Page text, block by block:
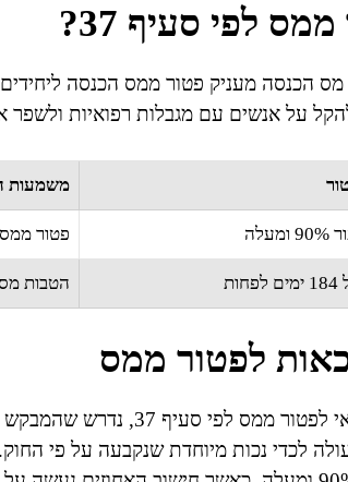
לפי סעיף 37?
מס הכנסה מעניק פטור ממס הכנסה
על אנשים עם מגבלות רפואיות ולשפר
משמעות
פטור
הטבות מס
לפטור ממס
על מנת להיות זכאי לפטור
לכדי נכות מיוחדת שנקבעה על פי